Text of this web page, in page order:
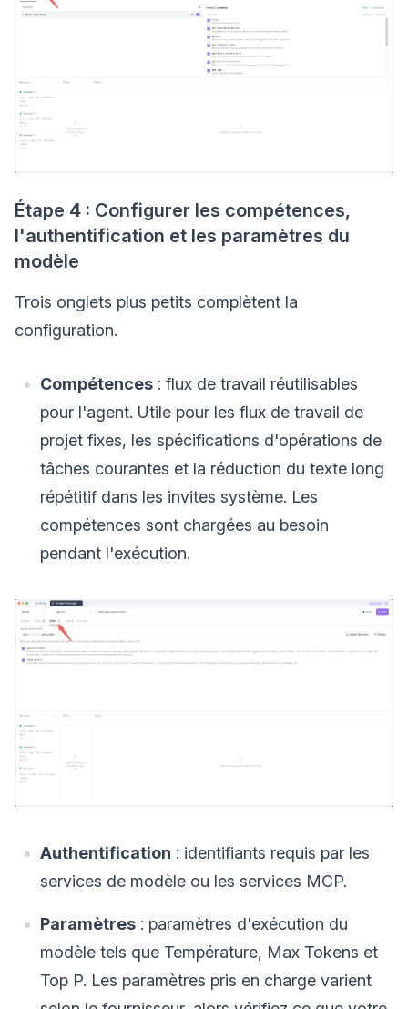
Étape 4 : Configurer les compétences,
l'authentification et les paramètres du
modèle
Trois onglets plus petits complètent la
configuration.
Compétences : flux de travail réutilisables
pour l'agent. Utile pour les flux de travail de
projet fixes, les spécifications d'opérations de
tâches courantes et la réduction du texte long
répétitif dans les invites système. Les
compétences sont chargées au besoin
pendant l'exécution.
Authentification : identifiants requis par les
services de modèle ou les services MCP.
Paramètres : paramètres d'exécution du
modèle tels que Température, Max Tokens et
Top P. Les paramètres pris en charge varient